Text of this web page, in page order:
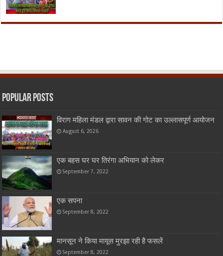
Popular Posts
विराग महिला मंडल द्वारा सावन की गोट का उल्लासपूर्ण आयोजन
August 6, 2026
एक बहस घर घर तिरंगा अभियान को लेकर
September 7, 2022
एक सपना
September 8, 2022
मानसून ने किया मायूस मुरझा रही है फसलें
September 8, 2022